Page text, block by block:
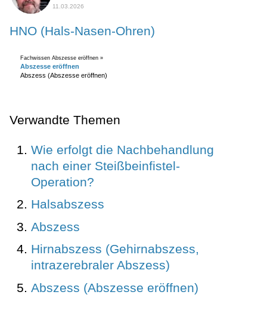
11.03.2026
HNO (Hals-Nasen-Ohren)
Fachwissen Abszesse eröffnen »
Abszesse eröffnen
Abszess (Abszesse eröffnen)
Verwandte Themen
Wie erfolgt die Nachbehandlung
nach einer Steißbeinfistel-
Operation?
Halsabszess
Abszess
Hirnabszess (Gehirnabszess,
intrazerebraler Abszess)
Abszess (Abszesse eröffnen)